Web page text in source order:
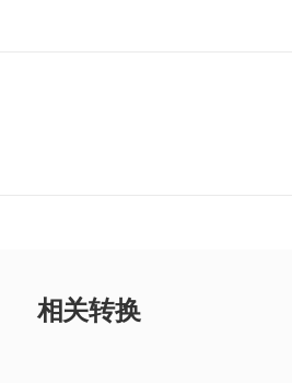
相关转换